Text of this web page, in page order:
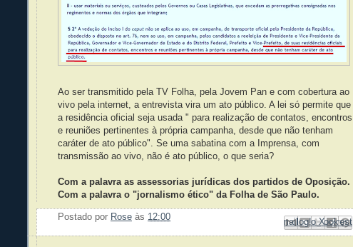
Ao ser transmitido pela TV Folha, pela Jovem Pan e com cobertura ao
vivo pela internet, a entrevista vira um ato público. A lei só permite que
a residência oficial seja usada " para realização de contatos, encontros
e reuniões pertinentes à própria campanha, desde que não tenham
caráter de ato público". Se uma sabatina com a Imprensa, com
transmissão ao vivo, não é ato público, o que seria?
Com a palavra as assessorias jurídicas dos partidos de Oposição.
Com a palavra o "jornalismo ético" da Folha de São Paulo.
Postado por Rose às 12:00 Enviar por e-mail
Postar no blog!
Compartilhar no X
Compartilhar no Facebook
Compartilhar com o Pinterest